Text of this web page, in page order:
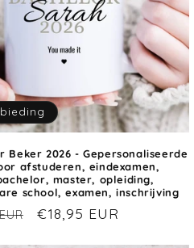
Beker 2026 - Gepersonaliseerde
afstuderen, eindexamen,
master, opleiding,
school, examen, inschrijving
Aanbiedingsprijs
€18,95 EUR